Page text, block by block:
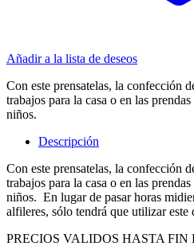
Añadir a la lista de deseos
Con este prensatelas, la confección
trabajos para la casa o en las
niños.
Descripción
Con este prensatelas, la confección
trabajos para la casa o en las
niños. En lugar de pasar horas
alfileres, sólo tendrá que utilizar este
PRECIOS VALIDOS HASTA FIN